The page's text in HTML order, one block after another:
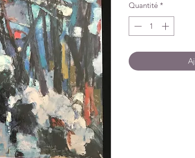
Quantité *